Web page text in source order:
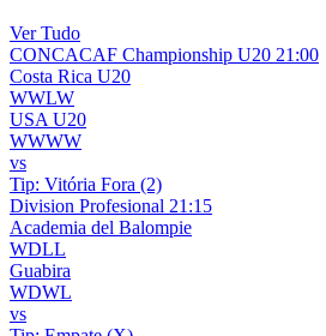
Ver Tudo
CONCACAF Championship U20 21:00
Costa Rica U20
WWLW
USA U20
WWWW
vs
Tip: Vitória Fora (2)
Division Profesional 21:15
Academia del Balompie
WDLL
Guabira
WDWL
vs